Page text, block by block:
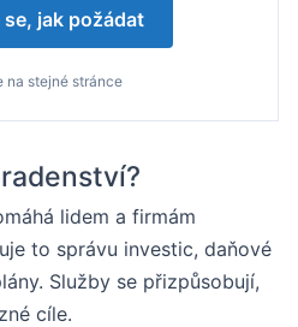
jak požádat
na stejné stránce
lidem a firmám
to správu investic, daňové
Služby se přizpůsobují,
cíle.